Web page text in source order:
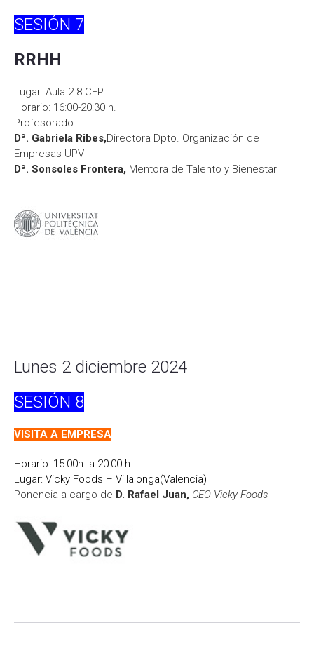
SESIÓN 7
RRHH
Lugar: Aula 2.8 CFP
Horario: 16:00-20:3­0 h.
Profesorado:
Dª. Gabriela Ribes,Directora Dpto. Organización de
Empresas UPV
Dª. Sonsoles Frontera, Mentora de Talento y Bienestar
Lunes 2 diciembre 2024
SESIÓN 8
VISITA A EMPRESA
Horario: 15:00h. a 20:00 h.
Lugar: Vicky Foods – Villalonga(Valencia)
Ponencia a cargo de D. Rafael Juan, CEO Vicky Foods